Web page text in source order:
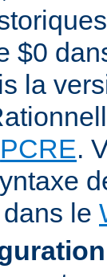
$0
la
PCRE.
le